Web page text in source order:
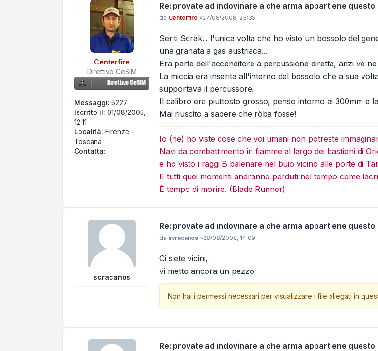
Centerfire
Direttivo CeSIM
Messaggi: 5227
Iscritto il: 01/08/2005,
12:11
Località: Firenze -
Toscana
Contatta:
Contatta Centerfire
Re: provate ad indovinare a che arma appartiene questo
Messaggio
da Centerfire »27/08/2008, 23:35
Senti Scràk... l'unica volta che ho visto un bossolo del
una granata a gas austriaca...
Era parte dell'accenditore a percussione diretta, anzi ve
La miccia era inserita all'interno del bossolo che a sua
supportava il percussore.
Il calibro era piuttosto grosso, penso intorno ai 300mm e
Mai riuscito a sapere che ròba fosse!
Io (ne) ho viste cose che voi umani non potreste
Navi da combattimento in fiamme al largo dei bastioni di
e ho visto i raggi B balenare nel buio vicino alle porte di
E tutti quei momenti andranno perduti nel tempo come
È tempo di morire. (Blade Runner)
scracanos
Re: provate ad indovinare a che arma appartiene questo
Messaggio
da scracanos »28/08/2008, 14:09
Ci siete vicini,
vi metto ancora un pezzo
Non hai i permessi necessari per visualizzare i file allegati in
Re: provate ad indovinare a che arma appartiene questo